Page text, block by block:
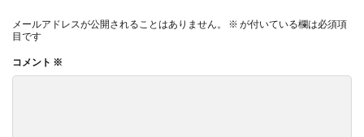
メールアドレスが公開されることはありません。 ※ が付いている欄は必須項
目です
コメント ※